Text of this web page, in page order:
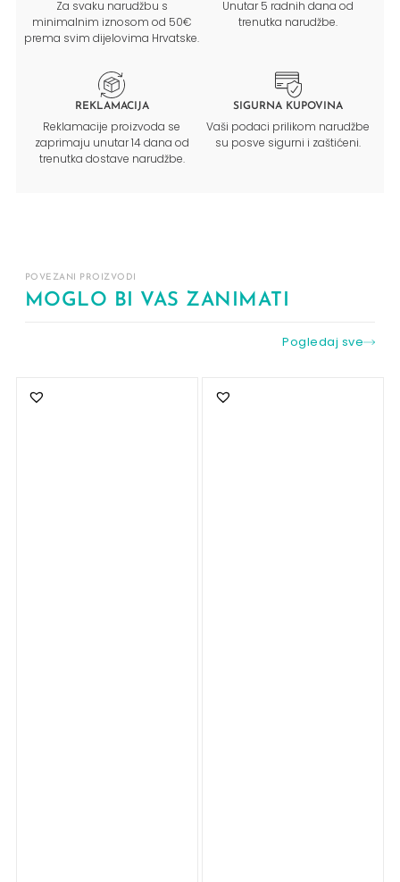
Za svaku narudžbu s
minimalnim iznosom od 50€
prema svim dijelovima Hrvatske.
Unutar 5 radnih dana od
trenutka narudžbe.
REKLAMACIJA
Reklamacije proizvoda se
zaprimaju unutar 14 dana od
trenutka dostave narudžbe.
SIGURNA KUPOVINA
Vaši podaci prilikom narudžbe
su posve sigurni i zaštićeni.
POVEZANI PROIZVODI
MOGLO BI VAS ZANIMATI
Pogledaj sve